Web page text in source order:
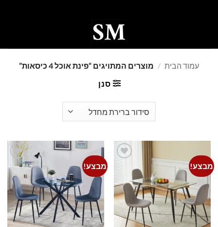
עמוד הבית / מוצרים המתויגים “פינת אוכל 4 כיסאות”
סנן
מבצע!
Add to
wishlist
מבצע!
Add to
wishlist